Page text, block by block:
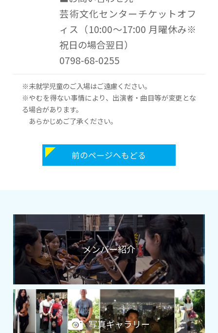
芸術文化センターチケットオフ
ィス（10:00～17:00 月曜休み※
祝日の場合翌日）
0798-68-0255
※未就学児童のご入場はご遠慮ください。
※やむを得ない事情により、出演者・曲目等が変更とな
る場合があります。
あらかじめご了承ください。
前のページへもどる
メンバー紹介
写真ギャラリー